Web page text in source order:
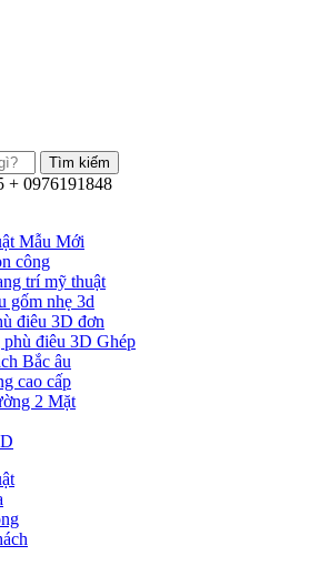
+ 0976191848
Mẫu Mới
công
trí mỹ thuật
gốm nhẹ 3d
điêu 3D đơn
phù điêu 3D Ghép
Bắc âu
cao cấp
2 Mặt